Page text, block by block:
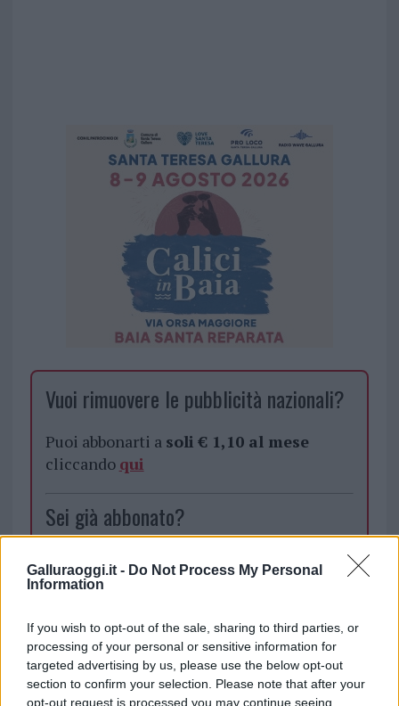
Galluraoggi.it - Do Not Process My Personal
Information
If you wish to opt-out of the sale, sharing to third parties, or
processing of your personal or sensitive information for
targeted advertising by us, please use the below opt-out
section to confirm your selection. Please note that after your
opt-out request is processed you may continue seeing
Vuoi rimuovere le pubblicità nazionali?
Puoi abbonarti a soli € 1,10 al mese
cliccando qui
Sei già abbonato?
Puoi effettuare l'accesso andando nella
sezioneLogin dal menù del sito o
TEMI: Acqua Gallura